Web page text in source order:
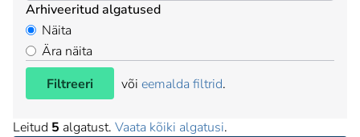
Arhiveeritud algatused
Näita
Ära näita
Filtreeri
või eemalda filtrid.
Leitud 5 algatust. Vaata kõiki algatusi.